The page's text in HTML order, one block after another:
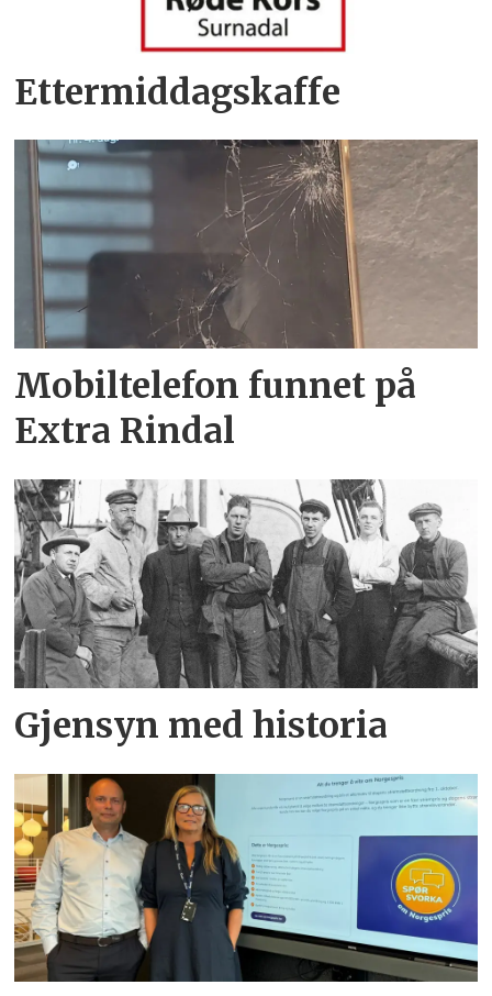
Ettermiddagskaffe
Mobiltelefon funnet på
Extra Rindal
Gjensyn med historia